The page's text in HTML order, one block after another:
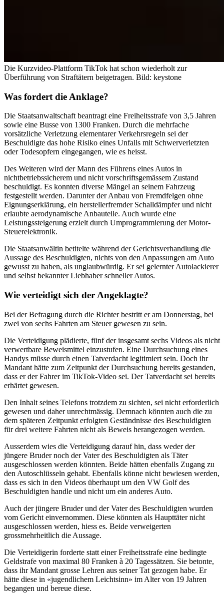
Die Kurzvideo-Plattform TikTok hat schon wiederholt zur
Überführung von Straftätern beigetragen. Bild: keystone
Was fordert die Anklage?
Die Staatsanwaltschaft beantragt eine Freiheitsstrafe von 3,5 Jahren
sowie eine Busse von 1300 Franken. Durch die mehrfache
vorsätzliche Verletzung elementarer Verkehrsregeln sei der
Beschuldigte das hohe Risiko eines Unfalls mit Schwerverletzten
oder Todesopfern eingegangen, wie es heisst.
Des Weiteren wird der Mann des Führens eines Autos in
nichtbetriebssicherem und nicht vorschriftsgemässem Zustand
beschuldigt. Es konnten diverse Mängel an seinem Fahrzeug
festgestellt werden. Darunter der Anbau von Fremdfelgen ohne
Eignungserklärung, ein herstellerfremder Schalldämpfer und nicht
erlaubte aerodynamische Anbauteile. Auch wurde eine
Leistungssteigerung erzielt durch Umprogrammierung der Motor-
Steuerelektronik.
Die Staatsanwältin betitelte während der Gerichtsverhandlung die
Aussage des Beschuldigten, nichts von den Anpassungen am Auto
gewusst zu haben, als unglaubwürdig. Er sei gelernter Autolackierer
und selbst bekannter Liebhaber schneller Autos.
Wie verteidigt sich der Angeklagte?
Bei der Befragung durch die Richter bestritt er am Donnerstag, bei
zwei von sechs Fahrten am Steuer gewesen zu sein.
Die Verteidigung plädierte, fünf der insgesamt sechs Videos als nicht
verwertbare Beweismittel einzustufen. Eine Durchsuchung eines
Handys müsse durch einen Tatverdacht legitimiert sein. Doch ihr
Mandant hätte zum Zeitpunkt der Durchsuchung bereits gestanden,
dass er der Fahrer im TikTok-Video sei. Der Tatverdacht sei bereits
erhärtet gewesen.
Den Inhalt seines Telefons trotzdem zu sichten, sei nicht erforderlich
gewesen und daher unrechtmässig. Demnach könnten auch die zu
dem späteren Zeitpunkt erfolgten Geständnisse des Beschuldigten
für drei weitere Fahrten nicht als Beweis herangezogen werden.
Ausserdem wies die Verteidigung darauf hin, dass weder der
jüngere Bruder noch der Vater des Beschuldigten als Täter
ausgeschlossen werden könnten. Beide hätten ebenfalls Zugang zu
den Autoschlüsseln gehabt. Ebenfalls könne nicht bewiesen werden,
dass es sich in den Videos überhaupt um den VW Golf des
Beschuldigten handle und nicht um ein anderes Auto.
Auch der jüngere Bruder und der Vater des Beschuldigten wurden
vom Gericht einvernommen. Diese könnten als Haupttäter nicht
ausgeschlossen werden, hiess es. Beide verweigerten
grossmehrheitlich die Aussage.
Die Verteidigerin forderte statt einer Freiheitsstrafe eine bedingte
Geldstrafe von maximal 80 Franken à 20 Tagessätzen. Sie betonte,
dass ihr Mandant grosse Lehren aus seiner Tat gezogen habe. Er
hätte diese in «jugendlichem Leichtsinn» im Alter von 19 Jahren
begangen und bereue diese.